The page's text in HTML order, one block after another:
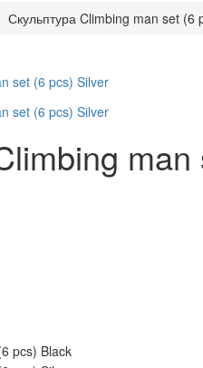
Скульптура Climbing man set (6